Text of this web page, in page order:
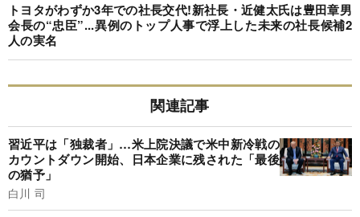
トヨタがわずか3年での社長交代!新社長・近健太氏は豊田章男
会長の“忠臣”...異例のトップ人事で浮上した未来の社長候補2
人の実名
関連記事
習近平は「独裁者」…米上院決議で米中新冷戦の
カウントダウン開始、日本企業に残された「最後
の猶予」
白川 司